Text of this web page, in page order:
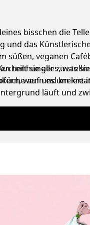
bisschen die
und das
süßen, veganen
zu
auf und kreiert
teilt sie alles, was
wenn es um
läuft und